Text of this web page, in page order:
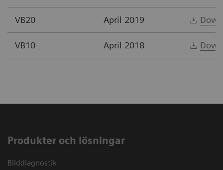
VB20 April 2019
VB10 April 2018
Produkter och lösningar
Bilddiagnostik